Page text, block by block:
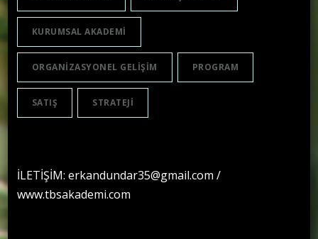
KURUMSAL AKADEMI
ORGANIZASYONEL GELIŞIM PROGRAM
SATIŞ STRATEJI
İLETİŞİM: erkandundar35@gmail.com /
www.tbsakademi.com